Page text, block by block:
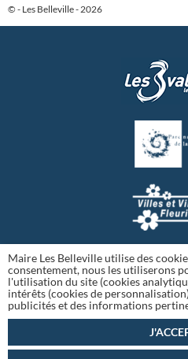
© - Les Belleville - 2026
Maire Les Belleville utilise des
consentement, nous les utiliserons
l'utilisation du site (cookies
intérêts (cookies de
publicités et des informations